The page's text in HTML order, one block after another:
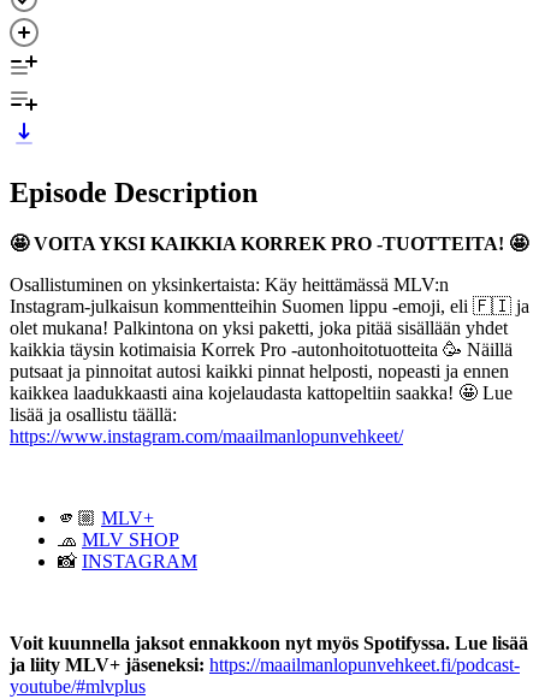
Episode Description
🤩 VOITA YKSI KAIKKIA KORREK PRO -TUOTTEITA! 🤩
Osallistuminen on yksinkertaista: Käy heittämässä MLV:n
Instagram-julkaisun kommentteihin Suomen lippu -emoji, eli 🇫🇮 ja
olet mukana! Palkintona on yksi paketti, joka pitää sisällään yhdet
kaikkia täysin kotimaisia Korrek Pro -autonhoitotuotteita 🥳 Näillä
putsaat ja pinnoitat autosi kaikki pinnat helposti, nopeasti ja ennen
kaikkea laadukkaasti aina kojelaudasta kattopeltiin saakka! 🤩 Lue
lisää ja osallistu täällä:
https://www.instagram.com/maailmanlopunvehkeet/
​🫵🏼 MLV+
​🧢 MLV SHOP
​📸 INSTAGRAM
Voit kuunnella jaksot ennakkoon nyt myös Spotifyssa. Lue lisää
ja liity MLV+ jäseneksi: https://maailmanlopunvehkeet.fi/podcast-
youtube/#mlvplus